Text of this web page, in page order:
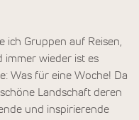
ich Gruppen auf Reisen,
immer wieder ist es
Was für eine Woche! Da
Landschaft deren
und inspirierende